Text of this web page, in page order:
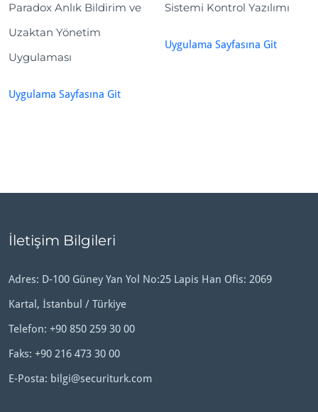
Paradox Anlık Bildirim ve
Uzaktan Yönetim
Uygulaması
Uygulama Sayfasına Git
Sistemi Kontrol Yazılımı
Uygulama Sayfasına Git
İletişim Bilgileri
Adres: D-100 Güney Yan Yol No:25 Lapis Han Ofis: 2069
Kartal, İstanbul / Türkiye
Telefon: +90 850 259 30 00
Faks: +90 216 473 30 00
E-Posta: bilgi@securiturk.com